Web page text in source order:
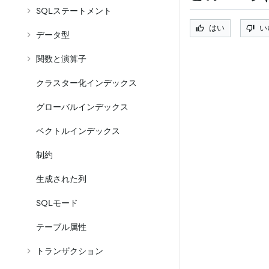
SQLステートメント
データ型
関数と演算子
クラスター化インデックス
グローバルインデックス
ベクトルインデックス
制約
生成された列
SQLモード
テーブル属性
トランザクション
はい い